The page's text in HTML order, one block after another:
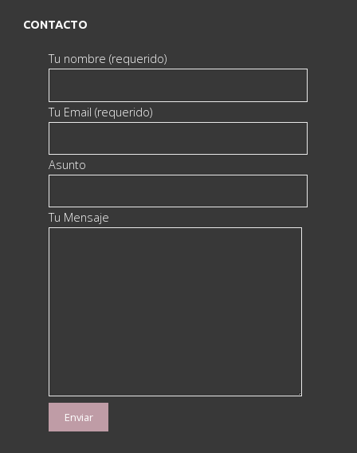
CONTACTO
Tu nombre (requerido)
Tu Email (requerido)
Asunto
Tu Mensaje